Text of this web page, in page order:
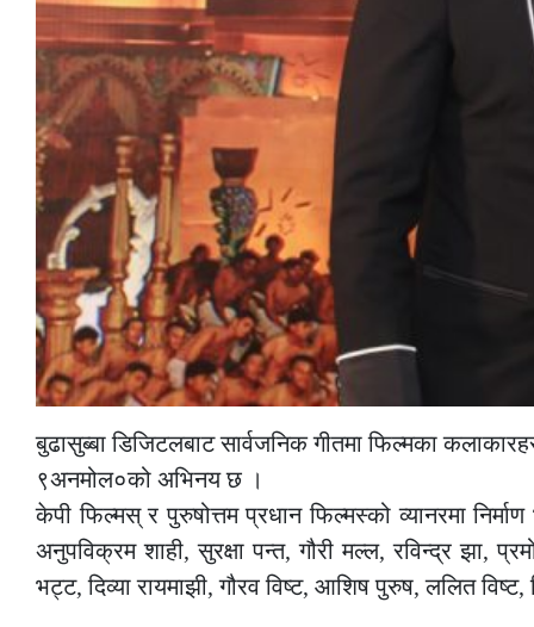
बुढासुब्बा डिजिटलबाट सार्वजनिक गीतमा फिल्मका
९अनमोल०को अभिनय छ ।
केपी फिल्मस् र पुरुषोत्तम प्रधान फिल्मस्को व्यानरमा
अनुपविक्रम शाही, सुरक्षा पन्त, गौरी मल्ल, रविन्द्र झा,
भट्ट, दिव्या रायमाझी, गौरव विष्ट, आशिष पुरुष, ललित